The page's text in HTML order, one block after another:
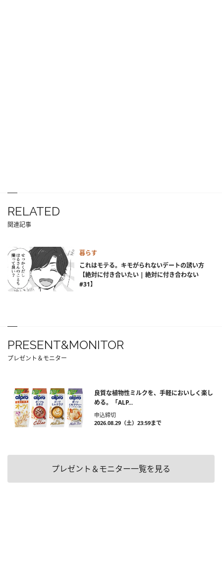
RELATED
関連記事
暮らす
これはモテる。キモがられないデートの誘い方
【絶対に付き合いたい | 絶対に付き合わない
#31】
PRESENT&MONITOR
プレゼント＆モニター
良質な植物性ミルクを、手軽においしく楽し
める。「ALP...
申込締切
2026.08.29（土）23:59まで
プレゼント＆モニター一覧を見る